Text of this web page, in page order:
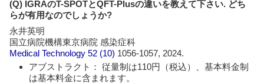
(Q) IGRAのT-SPOTとQFT-Plusの違いを教えて下さい. どち
らが有用なのでしょうか?
永井英明
国立病院機構東京病院 感染症科
Medical Technology 52 (10) 1056-1057, 2024.
アブストラクト： 従量制は110円（税込）、基本料金制
は基本料金に含まれます。